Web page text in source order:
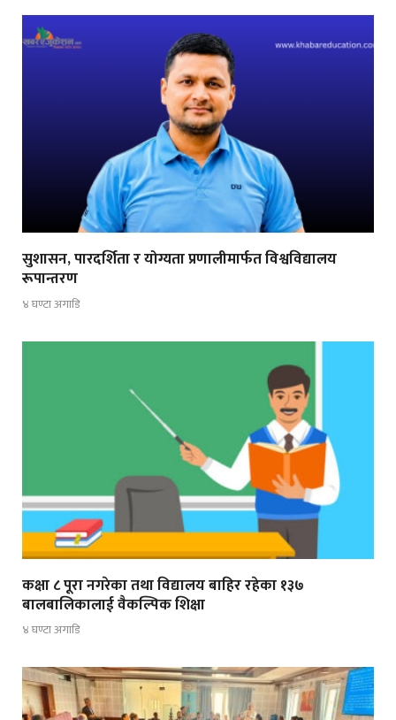
सुशासन, पारदर्शिता र योग्यता प्रणालीमार्फत विश्वविद्यालय
रूपान्तरण
४ घण्टा अगाडि
कक्षा ८ पूरा नगरेका तथा विद्यालय बाहिर रहेका १३७
बालबालिकालाई वैकल्पिक शिक्षा
४ घण्टा अगाडि